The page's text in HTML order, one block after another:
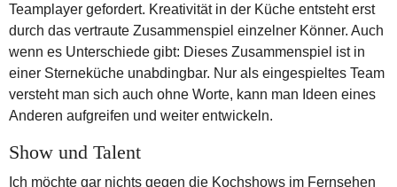
Teamplayer gefordert. Kreativität in der Küche entsteht erst
durch das vertraute Zusammenspiel einzelner Könner. Auch
wenn es Unterschiede gibt: Dieses Zusammenspiel ist in
einer Sterneküche unabdingbar. Nur als eingespieltes Team
versteht man sich auch ohne Worte, kann man Ideen eines
Anderen aufgreifen und weiter entwickeln.
Show und Talent
Ich möchte gar nichts gegen die Kochshows im Fernsehen